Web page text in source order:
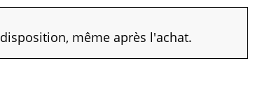
même après l'achat.